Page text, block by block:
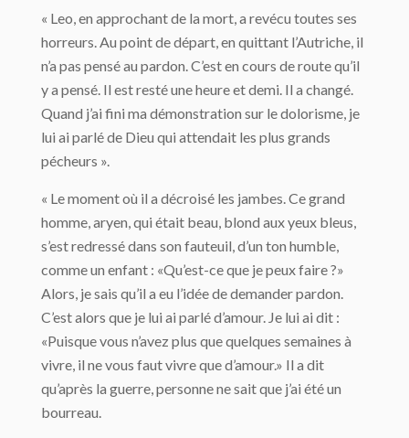
« Leo, en approchant de la mort, a revécu toutes ses
horreurs. Au point de départ, en quittant l’Autriche, il
n’a pas pensé au pardon. C’est en cours de route qu’il
y a pensé. Il est resté une heure et demi. Il a changé.
Quand j’ai fini ma démonstration sur le dolorisme, je
lui ai parlé de Dieu qui attendait les plus grands
pécheurs ».
« Le moment où il a décroisé les jambes. Ce grand
homme, aryen, qui était beau, blond aux yeux bleus,
s’est redressé dans son fauteuil, d’un ton humble,
comme un enfant : «Qu’est-ce que je peux faire ?»
Alors, je sais qu’il a eu l’idée de demander pardon.
C’est alors que je lui ai parlé d’amour. Je lui ai dit :
«Puisque vous n’avez plus que quelques semaines à
vivre, il ne vous faut vivre que d’amour.» Il a dit
qu’après la guerre, personne ne sait que j’ai été un
bourreau.